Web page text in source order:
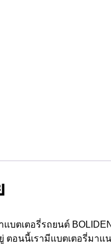
แบตเตอรี่รถยนต์
ตอนนี้เรามีแบตเตอรี่มาแ